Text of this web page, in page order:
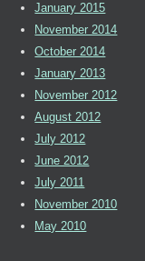
January 2015
November 2014
October 2014
January 2013
November 2012
August 2012
July 2012
June 2012
July 2011
November 2010
May 2010